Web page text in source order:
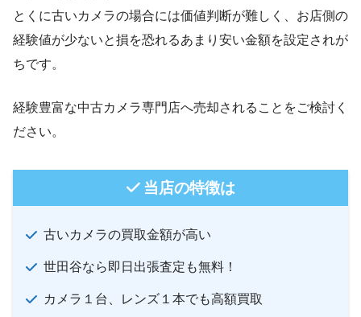
とくに古いカメラの場合には価値判断が難しく、お店側の
経験値が少ないと損を恐れるあまり安い金額を設定されが
ちです。
経験豊富な中古カメラ専門店へ売却されることをご検討く
ださい。
当店の特徴は
古いカメラの買取金額が高い
世田谷なら即日出張査定も無料！
カメラ１台、レンズ１本でも高額買取